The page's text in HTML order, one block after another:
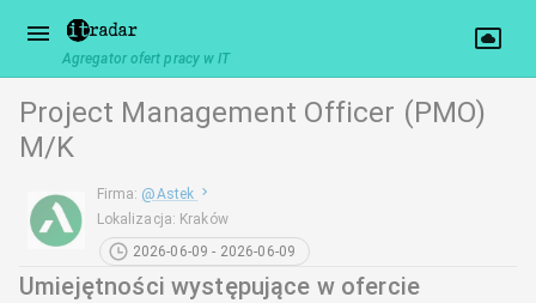
Agregator ofert pracy w IT
Project Management Officer (PMO)
M/K
Firma: @Astek
Lokalizacja: Kraków
2026-06-09 - 2026-06-09
Umiejętności występujące w ofercie